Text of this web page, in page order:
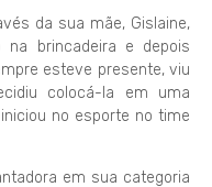
da sua mãe, Gislaine,
na brincadeira e depois
esteve presente, viu
colocá-la em uma
no esporte no time
em sua categoria